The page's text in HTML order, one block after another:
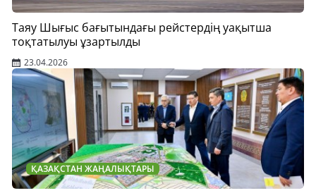
Таяу Шығыс бағытындағы рейстердің уақытша
тоқтатылуы ұзартылды
23.04.2026
ҚАЗАҚСТАН ЖАҢАЛЫҚТАРЫ